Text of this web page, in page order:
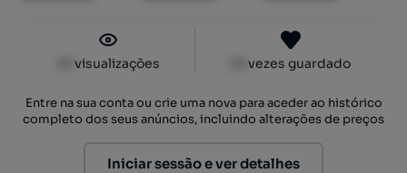
visualizações vezes guardado
Entre na sua conta ou crie uma nova para aceder ao histórico
completo dos seus anúncios, incluindo alterações de preços
Iniciar sessão e ver detalhes